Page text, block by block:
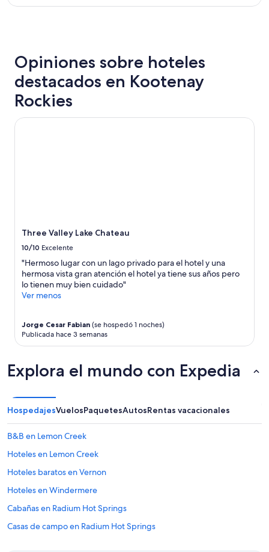
Opiniones sobre hoteles
destacados en Kootenay
Rockies
Three Valley Lake Chateau
10/10 Excelente
"Hermoso lugar con un lago privado para el hotel y una
hermosa vista gran atención el hotel ya tiene sus años pero
lo tienen muy bien cuidado"
Ver menos
Jorge Cesar Fabian (se hospedó 1 noches)
Publicada hace 3 semanas
Three Valley Lake Chateau
Explora el mundo con Expedia
HospedajesVuelosPaquetesAutosRentas vacacionales
B&B en Lemon Creek
Hoteles en Lemon Creek
Hoteles baratos en Vernon
Hoteles en Windermere
Cabañas en Radium Hot Springs
Casas de campo en Radium Hot Springs